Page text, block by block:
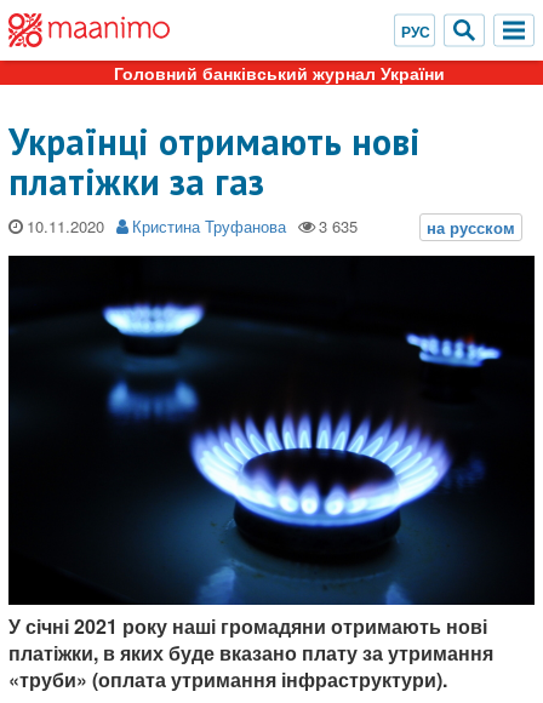
Головний банківський журнал України
Українці отримають нові
платіжки за газ
10.11.2020 Кристина Труфанова
У січні 2021 року наші громадяни отримають нові
платіжки, в яких буде вказано плату за утримання
«труби» (оплата утримання інфраструктури).